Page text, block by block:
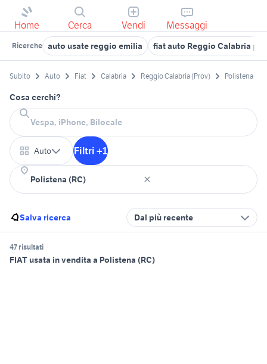
Home Cerca Vendi Messaggi
Ricerche auto usate reggio emilia fiat auto Reggio Calabria
Subito Auto Fiat Calabria Reggio Calabria (Prov) Polistena
Cosa cerchi?
Auto Filtri +1
Salva ricerca Dal più recente
47 risultati
FIAT usata in vendita a Polistena (RC)